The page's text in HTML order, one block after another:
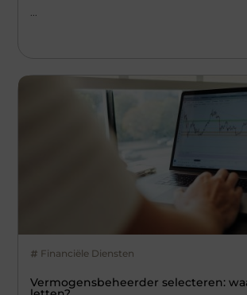
...
Financiële Diensten
Vermogensbeheerder selecteren: